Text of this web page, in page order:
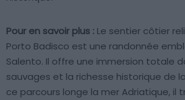
Pour en savoir plus : Le sentier côtier
Porto Badisco est une randonnée
Salento. Il offre une immersion totale
sauvages et la richesse historique de la
ce parcours longe la mer Adriatique, il